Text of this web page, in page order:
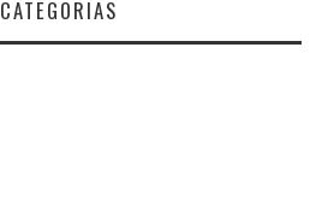
CATEGORIAS